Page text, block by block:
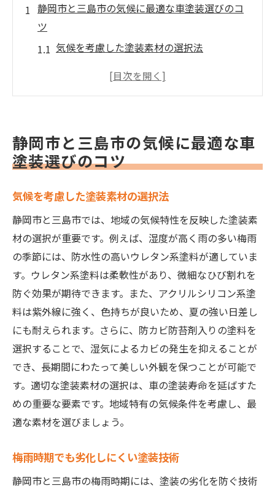
静岡市と三島市の気候に最適な車塗装選びのコ
ツ
気候を考慮した塗装素材の選択法
梅雨時期でも劣化しにくい塗装技術
地域特有の気候に応じたメンテナンス方法
地域特性を活かした静岡県車塗装の選択術
地元の素材を活用した塗装方法
地域で培われた伝統的な塗装技術
地域特有の美観を保つための工夫
地域の気候に即した塗装の進化
地元業者の選び方とそのメリット
地域特性を反映したデザイン提案
プロが教える静岡市と三島市での車塗装の秘訣
プロが薦める塗装前の準備作業
塗装の持ちを良くするプロのテクニック
塗装後のメンテナンスポイント
プロが教える色選びのコツ
上質な仕上げを実現するための方法
静岡市と三島市の車塗装で知っておくべき地域
特性
静岡市と三島市の気候に最適な車
塗装選びのコツ
気候を考慮した塗装素材の選択法
静岡市と三島市では、地域の気候特性を反映した塗装素
材の選択が重要です。例えば、湿度が高く雨の多い梅雨
の季節には、防水性の高いウレタン系塗料が適していま
す。ウレタン系塗料は柔軟性があり、微細なひび割れを
防ぐ効果が期待できます。また、アクリルシリコン系塗
料は紫外線に強く、色持ちが良いため、夏の強い日差し
にも耐えられます。さらに、防カビ防苔剤入りの塗料を
選択することで、湿気によるカビの発生を抑えることが
でき、長期間にわたって美しい外観を保つことが可能で
す。適切な塗装素材の選択は、車の塗装寿命を延ばすた
めの重要な要素です。地域特有の気候条件を考慮し、最
適な素材を選びましょう。
梅雨時期でも劣化しにくい塗装技術
静岡市と三島市の梅雨時期には、塗装の劣化を防ぐ技術